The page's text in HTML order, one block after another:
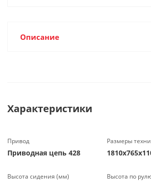
Описание
Характеристики
Привод
Приводная цепь 428
Размеры
Высота сидения (мм) Высота по